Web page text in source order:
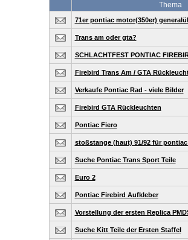
Thema
71er pontiac motor(350er)
Trans am oder gta?
SCHLACHTFEST PONTIAC
Firebird Trans Am / GTA
Verkaufe Pontiac Rad - viele Bilder
Firebird GTA Rückleuchten
Pontiac Fiero
stoßstange (haut) 91/92 für
Suche Pontiac Trans Sport Teile
Euro 2
Pontiac Firebird Aufkleber
Vorstellung der ersten Replica
Suche Kitt Teile der Ersten Staffel